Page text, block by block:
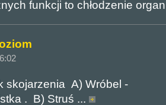
funkcji to chłodzenie
skojarzenia A)
. B) Struś ...